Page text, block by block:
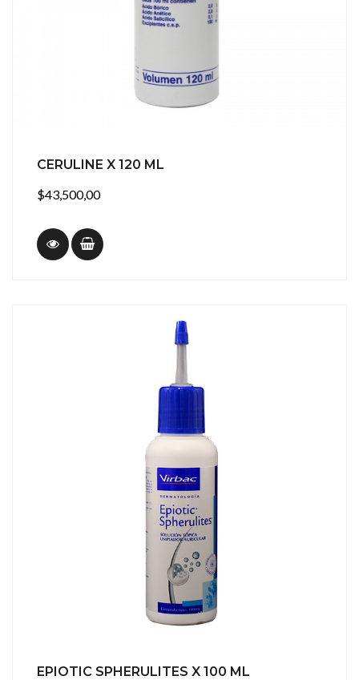
CERULINE X 120 ML
$43,500,00
EPIOTIC SPHERULITES X 100 ML